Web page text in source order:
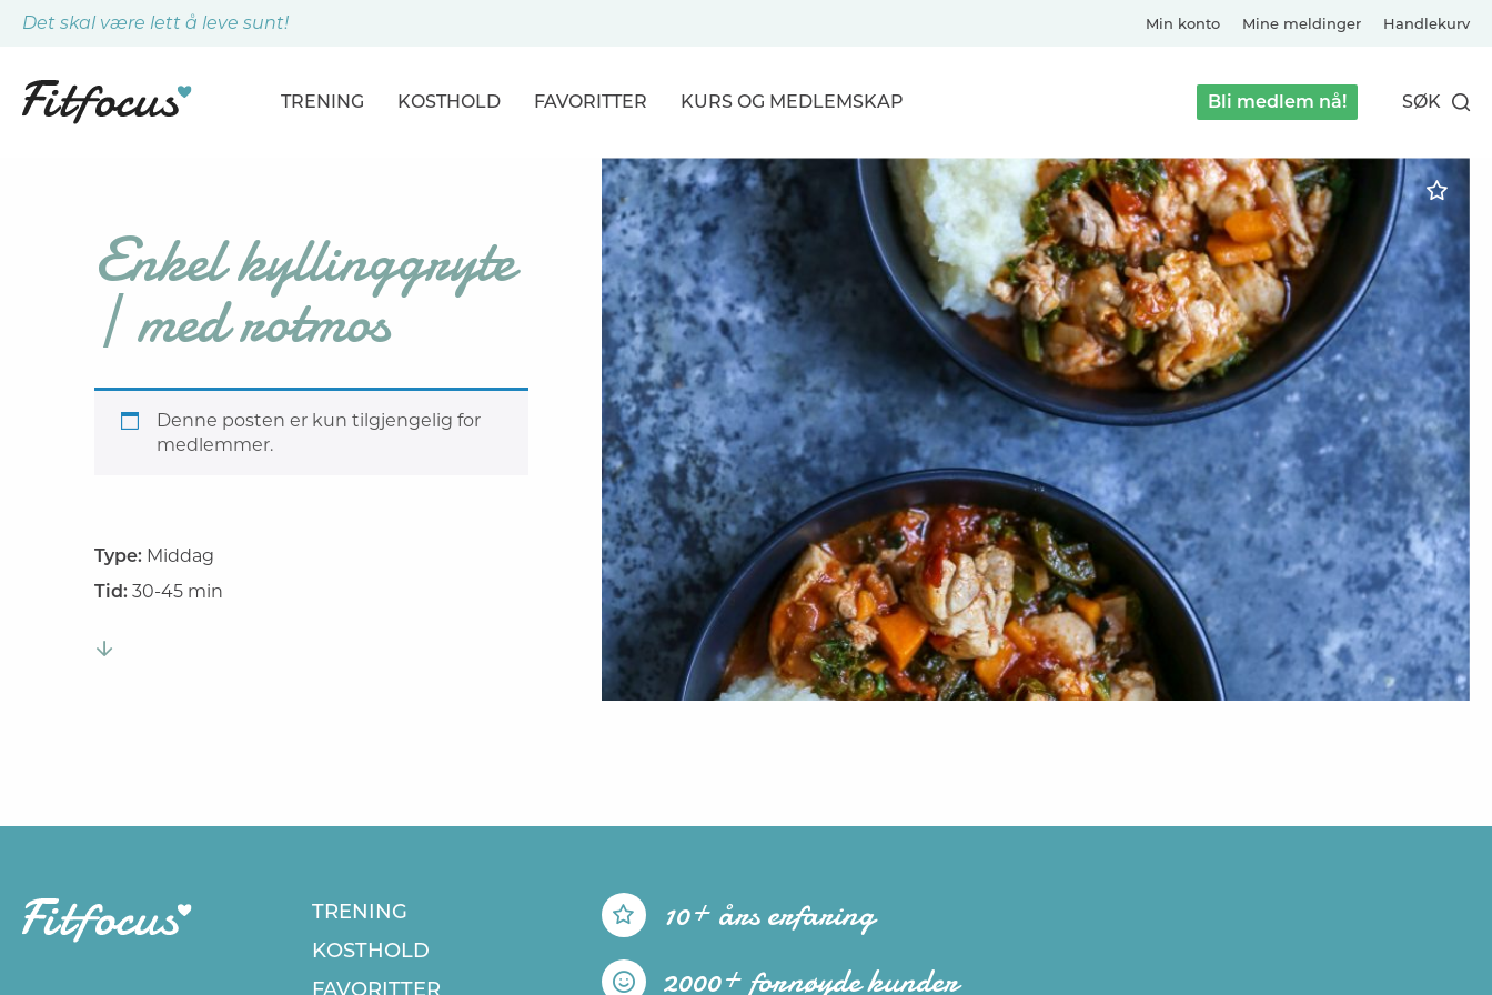
Det skal være lett å leve sunt! Min konto Mine meldinger Handlekurv
TRENING
ØVELSER
KOSTHOLD
MÅLTIDER
FAVORITTER KURS OG MEDLEMSKAP Bli medlem nå! SØK
Enkel kyllinggryte
| med rotmos
Denne posten er kun tilgjengelig for
medlemmer.
Type: Middag
Tid:30-45 min
TRENING
KOSTHOLD
FAVORITTER
10+ års erfaring
2000+ fornøyde kunder